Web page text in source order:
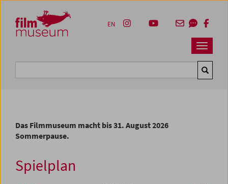
Zum Inhalt
Zum Hauptmenü
Zur Servicenavigation
Zum Suche
Navbar
EN
Das Filmmuseum macht bis 31. August 2026
Sommerpause.
Spielplan